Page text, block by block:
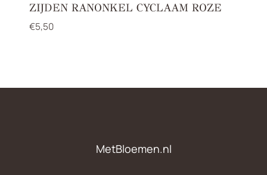
ZIJDEN RANONKEL CYCLAAM ROZE
€5,50
MetBloemen.nl